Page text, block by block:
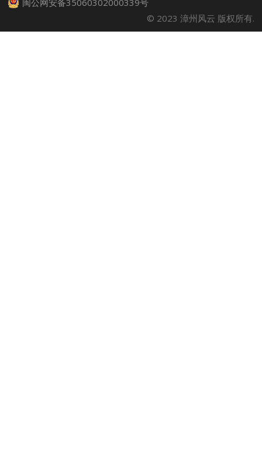
© 2023 漳州风云 版权所有.